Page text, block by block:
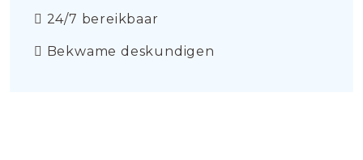
24/7 bereikbaar
Bekwame deskundigen